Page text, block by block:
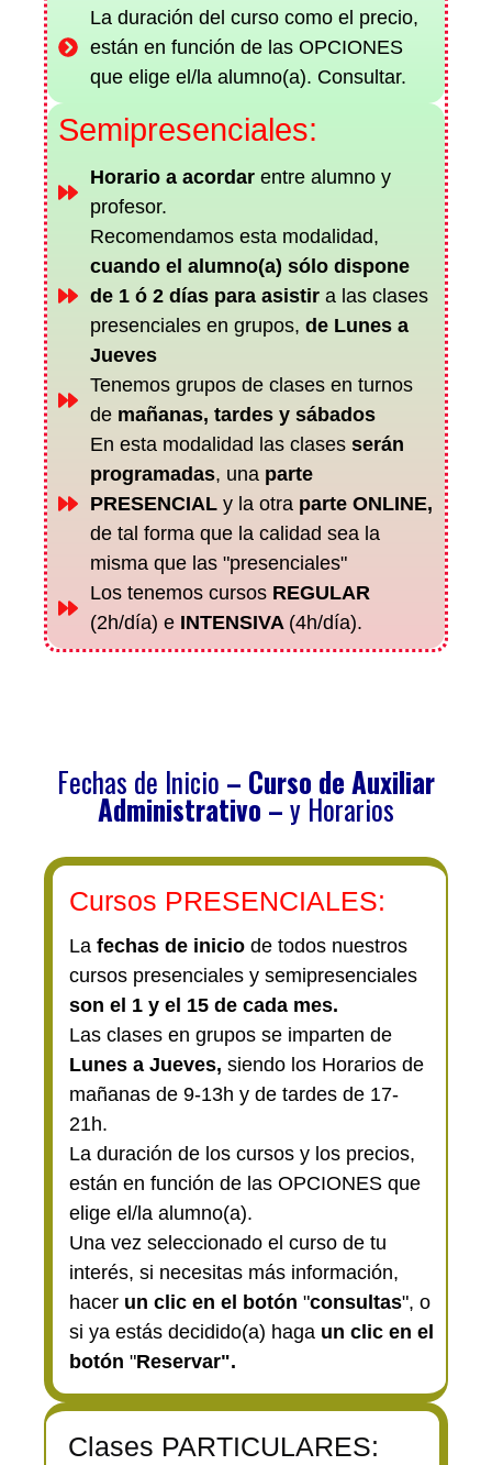
La duración del curso como el precio,
están en función de las OPCIONES
que elige el/la alumno(a). Consultar.
Semipresenciales:
Horario a acordar entre alumno y
profesor.
Recomendamos esta modalidad,
cuando el alumno(a) sólo dispone
de 1 ó 2 días para asistir a las clases
presenciales en grupos, de Lunes a
Jueves
Tenemos grupos de clases en turnos
de mañanas, tardes y sábados
En esta modalidad las clases serán
programadas, una parte
PRESENCIALy la otra parte ONLINE,
de tal forma que la calidad sea la
misma que las "presenciales"
Los tenemos cursos REGULAR
(2h/día) e INTENSIVA (4h/día).
Fechas de Inicio – Curso de Auxiliar
Administrativo –y Horarios
Cursos PRESENCIALES:
La fechas de inicio de todos nuestros
cursos presenciales y semipresenciales
son el 1 y el 15 de cada mes.
Las clases en grupos se imparten de
Lunes a Jueves, siendo los Horarios de
mañanas de 9-13h y de tardes de 17-
21h.
La duración de los cursos y los precios,
están en función de las OPCIONES que
elige el/la alumno(a).
Una vez seleccionado el curso de tu
interés, si necesitas más información,
hacer un clic en el botón "consultas", o
si ya estás decidido(a) haga un clic en el
botón "Reservar".
Clases PARTICULARES: